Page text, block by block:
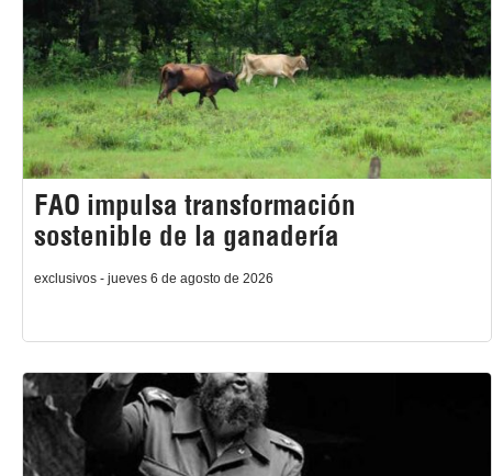
FAO impulsa transformación
sostenible de la ganadería
exclusivos - jueves 6 de agosto de 2026